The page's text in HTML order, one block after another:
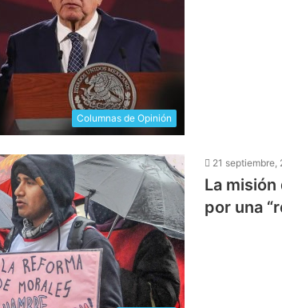
Columnas de Opinión
21 septiembre,
La
por una